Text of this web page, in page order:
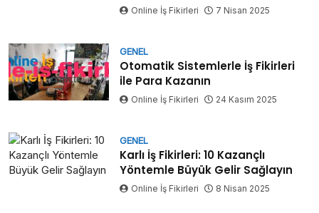
Online İş Fikirleri 7 Nisan 2025
GENEL
Otomatik Sistemlerle İş Fikirleri
ile Para Kazanın
Online İş Fikirleri 24 Kasım 2025
GENEL
Karlı İş Fikirleri: 10 Kazançlı
Yöntemle Büyük Gelir Sağlayın
Online İş Fikirleri 8 Nisan 2025